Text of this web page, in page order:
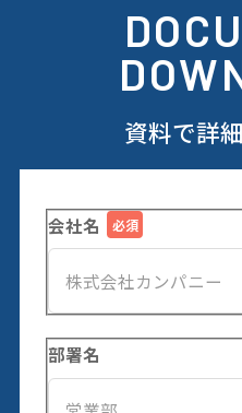
資料で詳
会社名
部署名